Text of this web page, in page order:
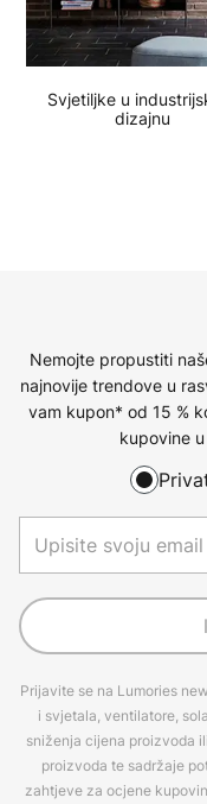
Svjetiljke u
dizajnu
Nemojte propustiti
najnovije trendove u
vam kupon* od 15 %
kupovine
Prijavite se na Lumories
i svjetala, ventilatore,
sniženja cijena proizvoda
proizvoda te sadržaje
zahtjeve za ocjene